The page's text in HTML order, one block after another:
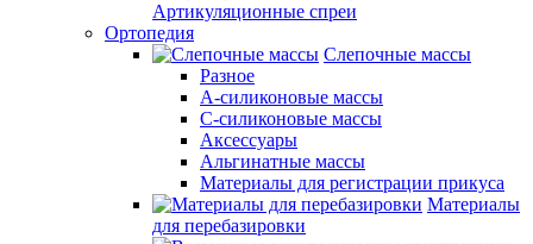
Артикуляционные спреи
Ортопедия
Слепочные массы
Разное
А-силиконовые массы
С-силиконовые массы
Аксессуары
Альгинатные массы
Материалы для регистрации прикуса
Материалы
для перебазировки